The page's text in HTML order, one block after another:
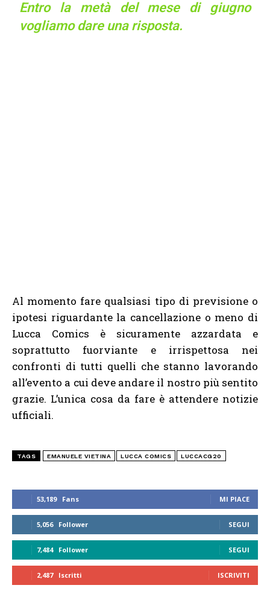
53,189 Fans MI PIACE
5,056 Follower SEGUI
7,484 Follower SEGUI
2,487 Iscritti ISCRIVITI
Entro la metà del mese di giugno
vogliamo dare una risposta.
Al momento fare qualsiasi tipo di previsione o
ipotesi riguardante la cancellazione o meno di
Lucca Comics è sicuramente azzardata e
soprattutto fuorviante e irrispettosa nei
confronti di tutti quelli che stanno lavorando
all’evento a cui deve andare il nostro più sentito
grazie. L’unica cosa da fare è attendere notizie
ufficiali.
TAGS EMANUELE VIETINA LUCCA COMICS LUCCACG20